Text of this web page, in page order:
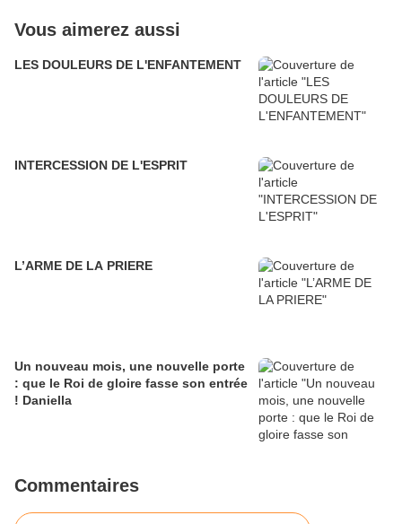
Vous aimerez aussi
LES DOULEURS DE L'ENFANTEMENT
INTERCESSION DE L'ESPRIT
L’ARME DE LA PRIERE
Un nouveau mois, une nouvelle porte
: que le Roi de gloire fasse son entrée
! Daniella
Commentaires